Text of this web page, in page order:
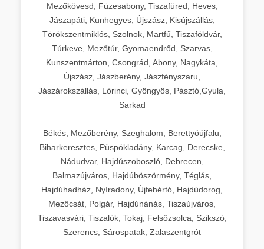
Mezőkövesd, Füzesabony, Tiszafüred, Heves,
Jászapáti, Kunhegyes, Újszász, Kisújszállás,
Törökszentmiklós, Szolnok, Martfű, Tiszaföldvár,
Túrkeve, Mezőtúr, Gyomaendrőd, Szarvas,
Kunszentmárton, Csongrád, Abony, Nagykáta,
Újszász, Jászberény, Jászfényszaru,
Jászárokszállás, Lőrinci, Gyöngyös, Pásztó,Gyula,
Sarkad
Békés, Mezőberény, Szeghalom, Berettyóújfalu,
Biharkeresztes, Püspökladány, Karcag, Derecske,
Nádudvar, Hajdúszoboszló, Debrecen,
Balmazújváros, Hajdúböszörmény, Téglás,
Hajdúhadház, Nyíradony, Újfehértó, Hajdúdorog,
Mezőcsát, Polgár, Hajdúnánás, Tiszaújváros,
Tiszavasvári, Tiszalök, Tokaj, Felsőzsolca, Szikszó,
Szerencs, Sárospatak, Zalaszentgrót